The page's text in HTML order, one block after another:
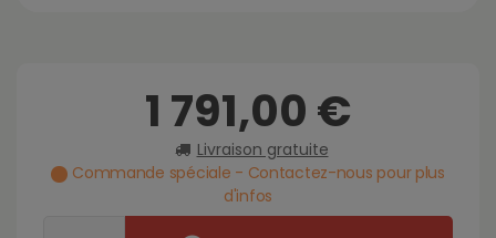
1 791,00 €
Livraison gratuite
Commande spéciale - Contactez-nous pour plus
d'infos